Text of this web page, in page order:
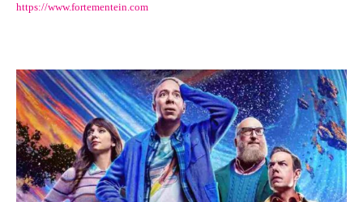
https://www.fortementein.com